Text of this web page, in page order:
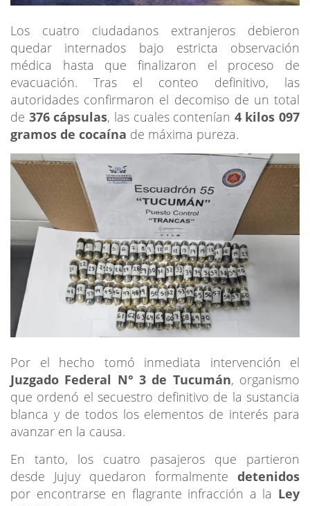
Los cuatro ciudadanos extranjeros debieron
quedar internados bajo estricta observación
médica hasta que finalizaron el proceso de
evacuación. Tras el conteo definitivo, las
autoridades confirmaron el decomiso de un total
de 376 cápsulas, las cuales contenían 4 kilos 097
gramos de cocaína de máxima pureza.
Por el hecho tomó inmediata intervención el
Juzgado Federal N° 3 de Tucumán, organismo
que ordenó el secuestro definitivo de la sustancia
blanca y de todos los elementos de interés para
avanzar en la causa.
En tanto, los cuatro pasajeros que partieron
desde Jujuy quedaron formalmente detenidos
por encontrarse en flagrante infracción a la Ley